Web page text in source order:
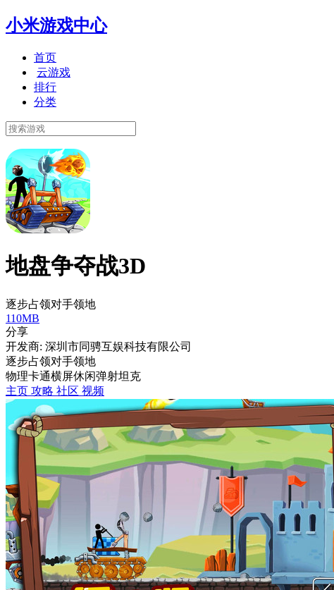
小米游戏中心
首页
云游戏
排行
分类
地盘争夺战3D
逐步占领对手领地
110MB
分享
开发商: 深圳市同骋互娱科技有限公司
逐步占领对手领地
物理卡通横屏休闲弹射坦克
主页 攻略 社区 视频